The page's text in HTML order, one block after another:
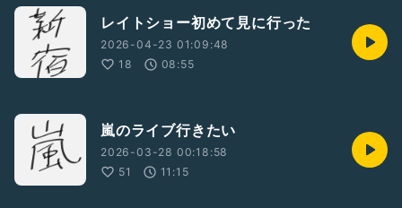
レイトショー初めて見に行った
2026-04-23 01:09:48
18
08:55
嵐のライブ行きたい
2026-03-28 00:18:58
51
11:15